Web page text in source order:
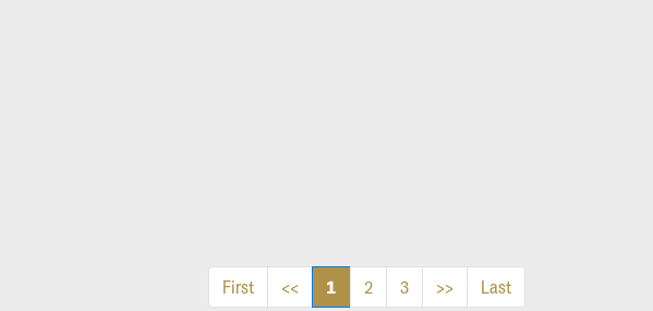
First << 1 2 3 >> Last